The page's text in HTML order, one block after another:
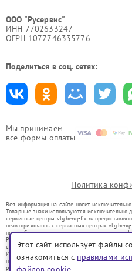
Мы принимаем
все формы оплаты
ООО "Русервис"
ИНН 7702633247
ОГРН 1077746335776
Поделиться в соц. сетях:
Политика
Вся информация на сайте носит
Товарные знаки используются исключительно
сервисные центры vlg.benq-fix.ru
неавторизованных сервисных центрах
правообладателями товарных знаков или их
Ремонт осуществляется для устройств, уже
со статьей 1487 ГК РФ.
Использование товарных знаков не
потребителей в заблуждение, а служит для
ремонту техники указанных брендов.
Этот сайт использует файлы
ознакомиться с правилами